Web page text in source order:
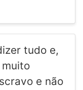
tudo e,
e não